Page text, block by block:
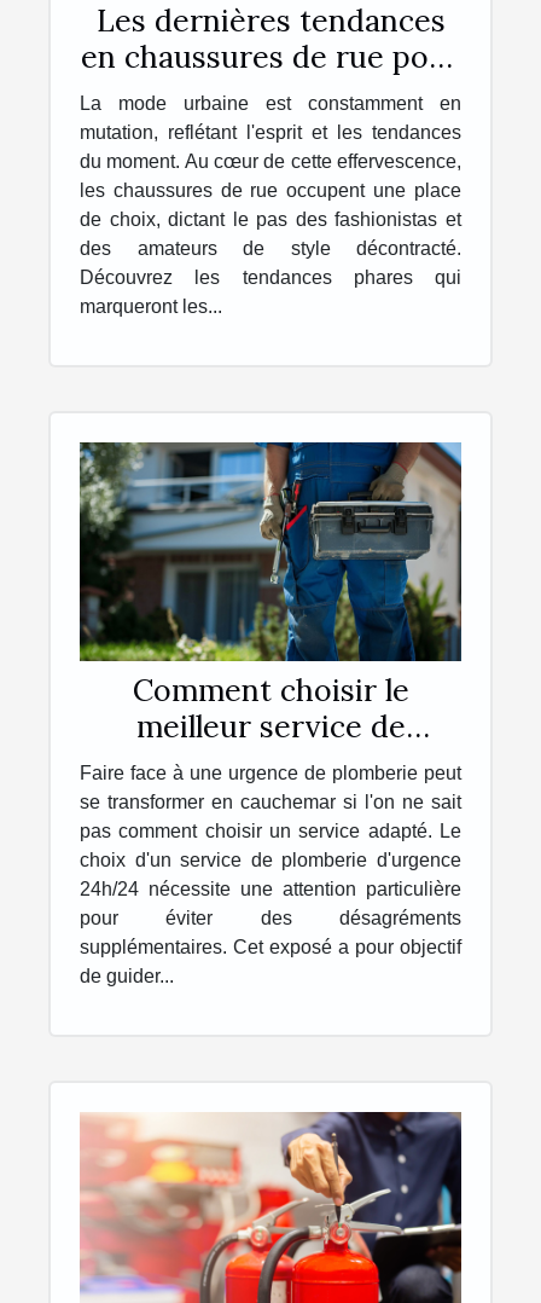
Les dernières tendances
en chaussures de rue pour
la saison à venir
La mode urbaine est constamment en
mutation, reflétant l'esprit et les tendances
du moment. Au cœur de cette effervescence,
les chaussures de rue occupent une place
de choix, dictant le pas des fashionistas et
des amateurs de style décontracté.
Découvrez les tendances phares qui
marqueront les...
Comment choisir le
meilleur service de
plomberie d'urgence
24h/24
Faire face à une urgence de plomberie peut
se transformer en cauchemar si l'on ne sait
pas comment choisir un service adapté. Le
choix d'un service de plomberie d'urgence
24h/24 nécessite une attention particulière
pour éviter des désagréments
supplémentaires. Cet exposé a pour objectif
de guider...